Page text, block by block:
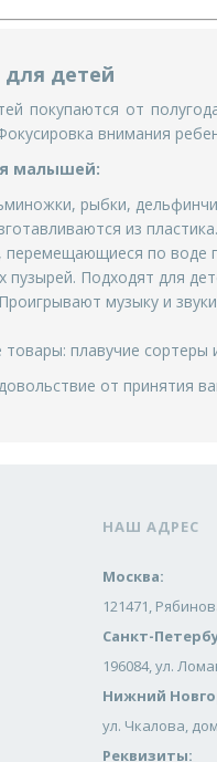
детей
покупаются от
внимания
малышей:
рыбки,
из
перемещающиеся по воде
Подходят для
музыку и
плавучие
от принятия
НАШ АДРЕС
Москва:
121471,
Санкт-
196084, ул.
Нижний
ул. Чкалова,
Реквизиты: